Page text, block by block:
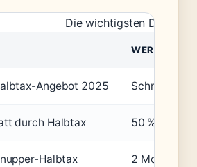
Die wichtigsten Daten
WERT
Angebot 2025 Schnupper-
durch Halbtax 50 % auf
Halbtax 2 Monate